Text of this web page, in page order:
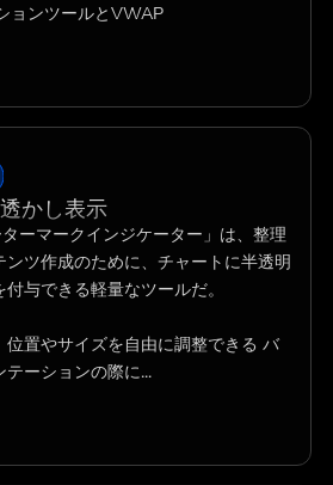
ョンツールとVWAP
かし表示
ーマークインジケーター」は、整理
ツ作成のために、チャートに半透明
与できる軽量なツールだ。
位置やサイズを自由に調整できる バ
ーションの際に...